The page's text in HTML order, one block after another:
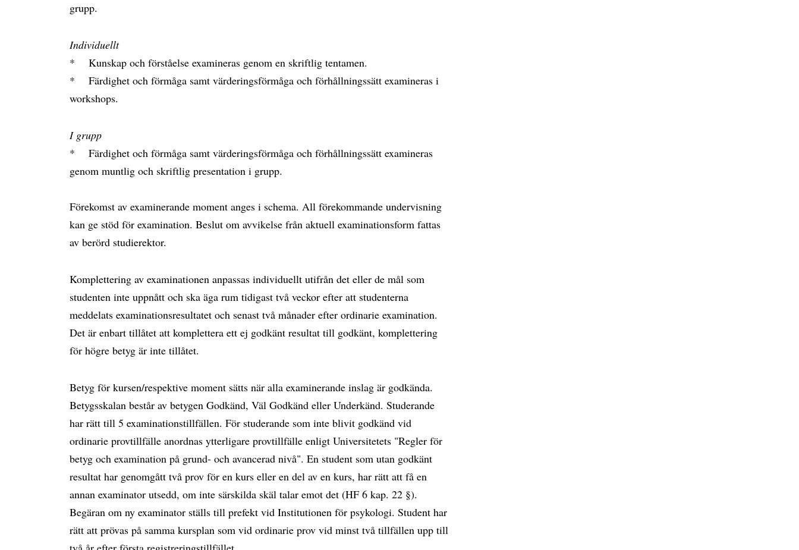
grupp.
Individuellt
* Kunskap och förståelse examineras genom en skriftlig tentamen.
* Färdighet och förmåga samt värderingsförmåga och förhållningssätt examineras i
workshops.
I grupp
* Färdighet och förmåga samt värderingsförmåga och förhållningssätt examineras
genom muntlig och skriftlig presentation i grupp.
Förekomst av examinerande moment anges i schema. All förekommande undervisning
kan ge stöd för examination. Beslut om avvikelse från aktuell examinationsform fattas
av berörd studierektor.
Komplettering av examinationen anpassas individuellt utifrån det eller de mål som
studenten inte uppnått och ska äga rum tidigast två veckor efter att studenterna
meddelats examinationsresultatet och senast två månader efter ordinarie examination.
Det är enbart tillåtet att komplettera ett ej godkänt resultat till godkänt, komplettering
för högre betyg är inte tillåtet.
Betyg för kursen/respektive moment sätts när alla examinerande inslag är godkända.
Betygsskalan består av betygen Godkänd, Väl Godkänd eller Underkänd. Studerande
har rätt till 5 examinationstillfällen. För studerande som inte blivit godkänd vid
ordinarie provtillfälle anordnas ytterligare provtillfälle enligt Universitetets "Regler för
betyg och examination på grund- och avancerad nivå". En student som utan godkänt
resultat har genomgått två prov för en kurs eller en del av en kurs, har rätt att få en
annan examinator utsedd, om inte särskilda skäl talar emot det (HF 6 kap. 22 §).
Begäran om ny examinator ställs till prefekt vid Institutionen för psykologi. Student har
rätt att prövas på samma kursplan som vid ordinarie prov vid minst två tillfällen upp till